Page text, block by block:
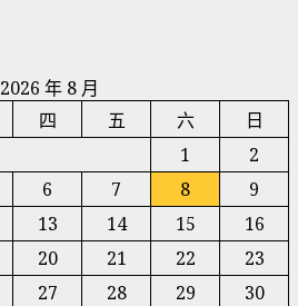
2026 年 8 月
四 五 六
日
1
2
6 7 8
9
13 14 15
16
20 21 22
23
27 28 29
30